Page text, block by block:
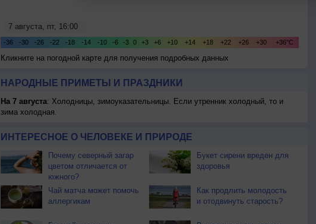
Кликните на погодной карте для получения подробных данных
НАРОДНЫЕ ПРИМЕТЫ И ПРАЗДНИКИ
На 7 августа: Холодницы, зимоуказательницы. Если утренник холодный, то и
зима холодная.
ИНТЕРЕСНОЕ О ЧЕЛОВЕКЕ И ПРИРОДЕ
Почему северный загар
цветом отличается от
южного?
Букет сирени вреден для
здоровья
Чай матча может помочь
аллергикам
Как продлить молодость
и отодвинуть старость?